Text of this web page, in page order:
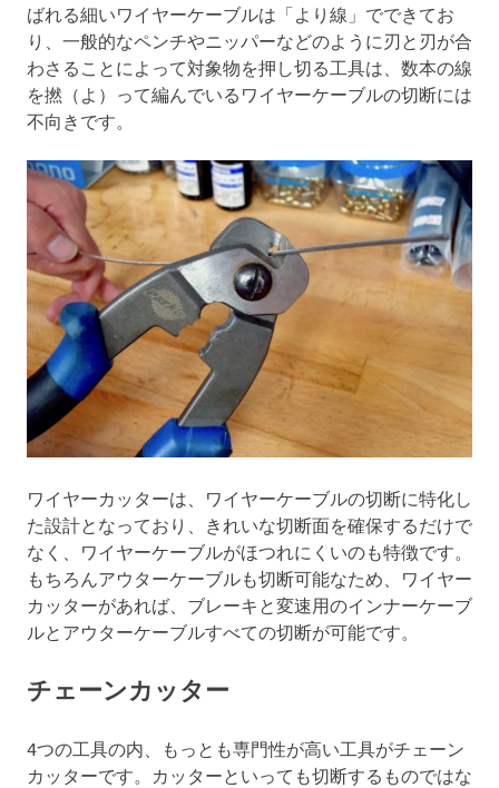
ばれる細いワイヤーケーブルは「より線」でできてお
り、一般的なペンチやニッパーなどのように刃と刃が合
わさることによって対象物を押し切る工具は、数本の線
を撚（よ）って編んでいるワイヤーケーブルの切断には
不向きです。
ワイヤーカッターは、ワイヤーケーブルの切断に特化し
た設計となっており、きれいな切断面を確保するだけで
なく、ワイヤーケーブルがほつれにくいのも特徴です。
もちろんアウターケーブルも切断可能なため、ワイヤー
カッターがあれば、ブレーキと変速用のインナーケーブ
ルとアウターケーブルすべての切断が可能です。
チェーンカッター
4つの工具の内、もっとも専門性が高い工具がチェーン
カッターです。カッターといっても切断するものではな